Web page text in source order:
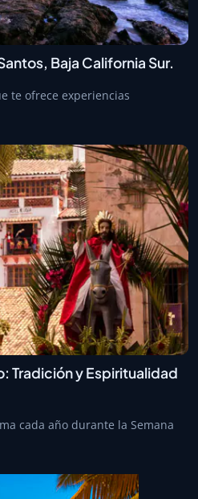
Baja California Sur.
te ofrece experiencias
Tradición y Espiritualidad
cada año durante la Semana